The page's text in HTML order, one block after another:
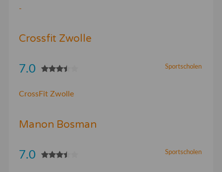
-
Crossfit Zwolle
Sportscholen
7.0
CrossFit Zwolle
Manon Bosman
Sportscholen
7.0